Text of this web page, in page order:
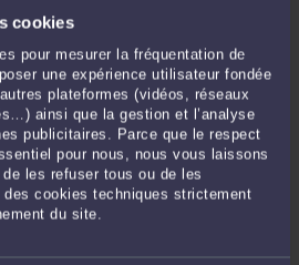
cookies
pour mesurer la fréquentation de
une expérience utilisateur fondée
plateformes (vidéos, réseaux
ainsi que la gestion et l’analyse
publicitaires. Parce que le respect
pour nous, nous vous laissons
les refuser tous ou de les
des cookies techniques strictement
du site.
5/11/25)
(23-14.633), publié au Bulletin, la Cour de
fois qu’un ingénieur d’affaires de la
de son ancien employeur le respect des
conventionnelle collective (RCC),